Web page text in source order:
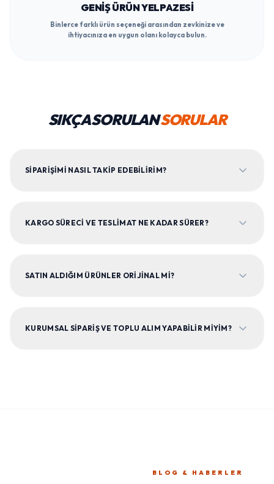
GENIŞ ÜRÜN YELPAZESI
Binlerce farklı ürün seçeneği arasından zevkinize ve
ihtiyacınıza en uygun olanı kolayca bulun.
SIKÇA SORULANSORULAR
SIPARIŞIMI NASIL TAKIP EDEBILIRIM?
KARGO SÜRECI VE TESLIMAT NE KADAR SÜRER?
SATIN ALDIĞIM ÜRÜNLER ORIJINAL MI?
KURUMSAL SIPARIŞ VE TOPLU ALIM YAPABILIR MIYIM?
BLOG & HABERLER